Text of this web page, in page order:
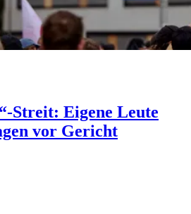
Streit: Eigene Leute
vor Gericht